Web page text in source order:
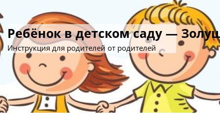
Ребёнок в детском саду —
Инструкция для родителей от родителей